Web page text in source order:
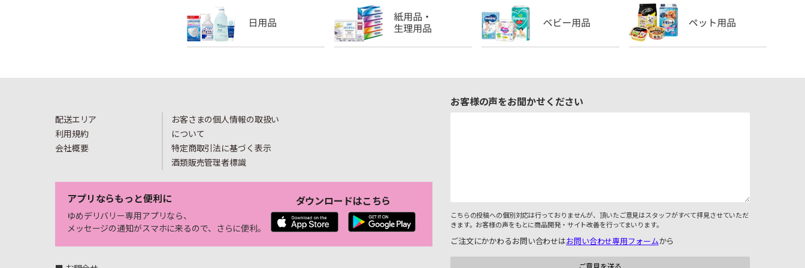
配送エリア
利用規約
会社概要
お客さまの個人情報の取扱い
について
特定商取引法に基づく表示
酒類販売管理者標識
アプリならもっと便利に
ゆめデリバリー専用アプリなら、
メッセージの通知がスマホに来るので、さらに便利。
ダウンロードはこちら
お客様の声をお聞かせください
こちらの投稿への個別対応は行っておりませんが、頂いたご意見はスタッフがすべて拝見させていただ
きます。お客様の声をもとに商品開発・サイト改善を行ってまいります。
ご注文にかかわるお問い合わせはお問い合わせ専用フォームから